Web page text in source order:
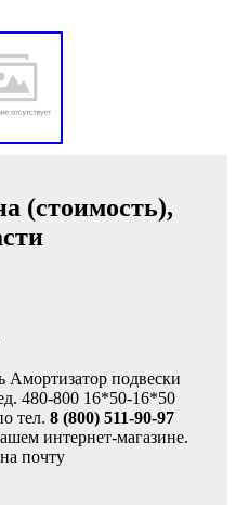
(стоимость),
Амортизатор подвески
480-800 16*50-16*50
тел. 8 (800) 511-90-97
интернет-магазине.
почту